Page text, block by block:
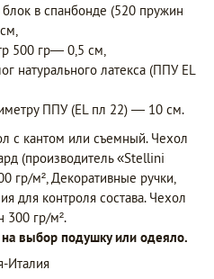
в спанбонде (520 пружин
500 гр— 0,5 см,
натурального латекса (ППУ EL
ППУ (EL пл 22) — 10 см.
с кантом или съемный. Чехол
(производитель «Stellini
гр/м², Декоративные ручки,
для контроля состава. Чехол
300 гр/м².
выбор подушку или одеяло.
Италия